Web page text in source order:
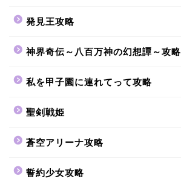
発見王攻略
神界奇伝～八百万神の幻想譚～攻略
私を甲子園に連れてって攻略
聖剣戦姫
蒼空アリーナ攻略
誓約少女攻略